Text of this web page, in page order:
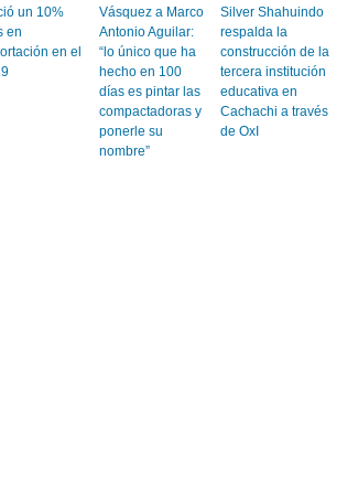
un 10%
en
en el
Vásquez a Marco
Antonio Aguilar:
“lo único que ha
hecho en 100
días es pintar las
compactadoras y
ponerle su
nombre”
Silver Shahuindo
respalda la
construcción de la
tercera institución
educativa en
Cachachi a través
de OxI